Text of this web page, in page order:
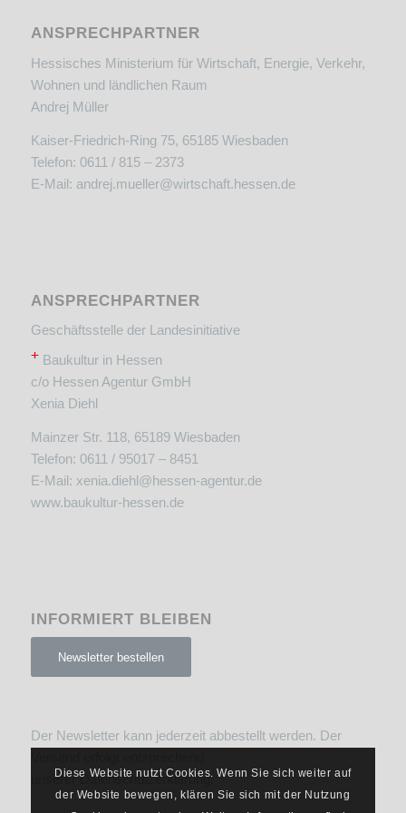
ANSPRECHPARTNER
Hessisches Ministerium für Wirtschaft, Energie, Verkehr,
Wohnen und ländlichen Raum
Andrej Müller
Kaiser-Friedrich-Ring 75, 65185 Wiesbaden
Telefon: 0611 / 815 – 2373
E-Mail: andrej.mueller@wirtschaft.hessen.de
ANSPRECHPARTNER
Geschäftsstelle der Landesinitiative
+Baukultur in Hessen
c/o Hessen Agentur GmbH
Xenia Diehl
Mainzer Str. 118, 65189 Wiesbaden
Telefon: 0611 / 95017 – 8451
E-Mail: xenia.diehl@hessen-agentur.de
www.baukultur-hessen.de
INFORMIERT BLEIBEN
Newsletter bestellen
Der Newsletter kann jederzeit abbestellt werden. Der
unsererDatenschutzerklärung.
Diese Website nutzt Cookies. Wenn Sie sich weiter auf
der Website bewegen, klären Sie sich mit der Nutzung